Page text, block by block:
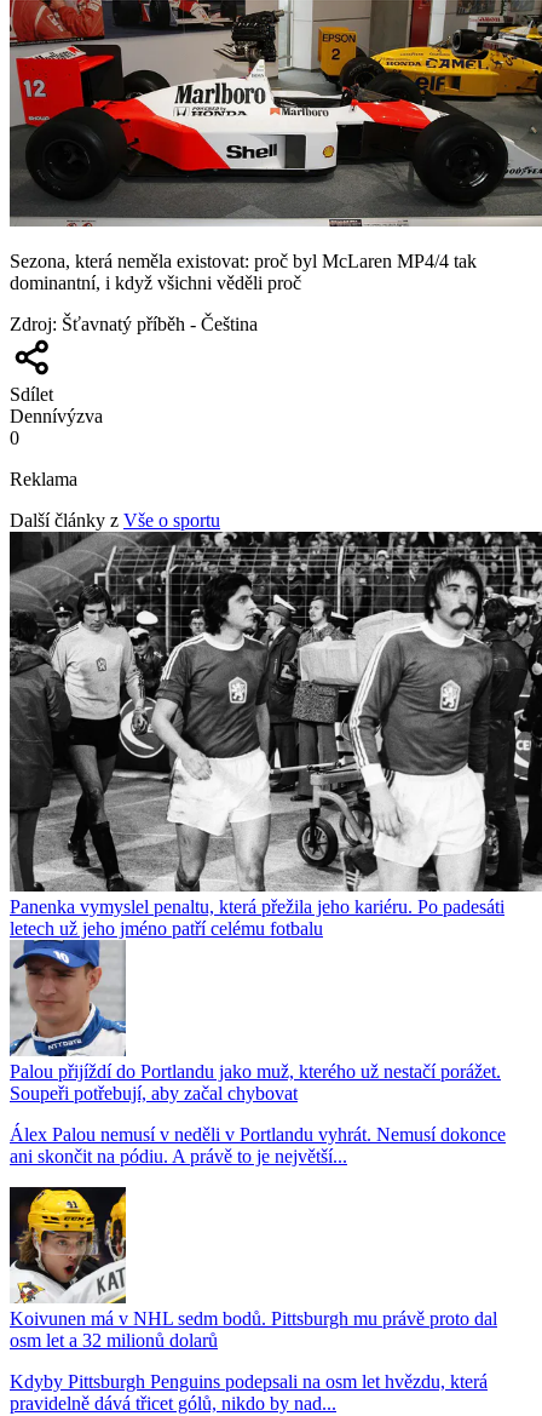
Sezona, která neměla existovat: proč byl McLaren MP4/4 tak
dominantní, i když všichni věděli proč
Zdroj: Šťavnatý příběh - Čeština
Sdílet
Dennívýzva
0
Reklama
Další články z Vše o sportu
Panenka vymyslel penaltu, která přežila jeho kariéru. Po padesáti
letech už jeho jméno patří celému fotbalu
Palou přijíždí do Portlandu jako muž, kterého už nestačí porážet.
Soupeři potřebují, aby začal chybovat
Álex Palou nemusí v neděli v Portlandu vyhrát. Nemusí dokonce
ani skončit na pódiu. A právě to je největší...
Koivunen má v NHL sedm bodů. Pittsburgh mu právě proto dal
osm let a 32 milionů dolarů
Kdyby Pittsburgh Penguins podepsali na osm let hvězdu, která
pravidelně dává třicet gólů, nikdo by nad...